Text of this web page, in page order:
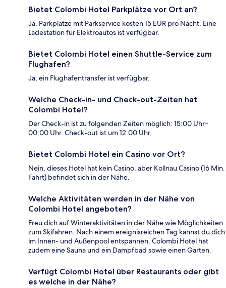
Bietet Colombi Hotel Parkplätze vor Ort an?
Ja. Parkplätze mit Parkservice kosten 15 EUR pro Nacht. Eine
Ladestation für Elektroautos ist verfügbar.
Bietet Colombi Hotel einen Shuttle-Service zum
Flughafen?
Ja, ein Flughafentransfer ist verfügbar.
Welche Check-in- und Check-out-Zeiten hat
Colombi Hotel?
Der Check-in ist zu folgenden Zeiten möglich: 15:00 Uhr–
00:00 Uhr. Check-out ist um 12:00 Uhr.
Bietet Colombi Hotel ein Casino vor Ort?
Nein, dieses Hotel hat kein Casino, aber Kollnau Casino (16 Min.
Fahrt) befindet sich in der Nähe.
Welche Aktivitäten werden in der Nähe von
Colombi Hotel angeboten?
Freu dich auf Winteraktivitäten in der Nähe wie Möglichkeiten
zum Skifahren. Nach einem ereignisreichen Tag kannst du dich
im Innen- und Außenpool entspannen. Colombi Hotel hat
zudem eine Sauna und ein Dampfbad sowie einen Garten.
Verfügt Colombi Hotel über Restaurants oder gibt
es welche in der Nähe?